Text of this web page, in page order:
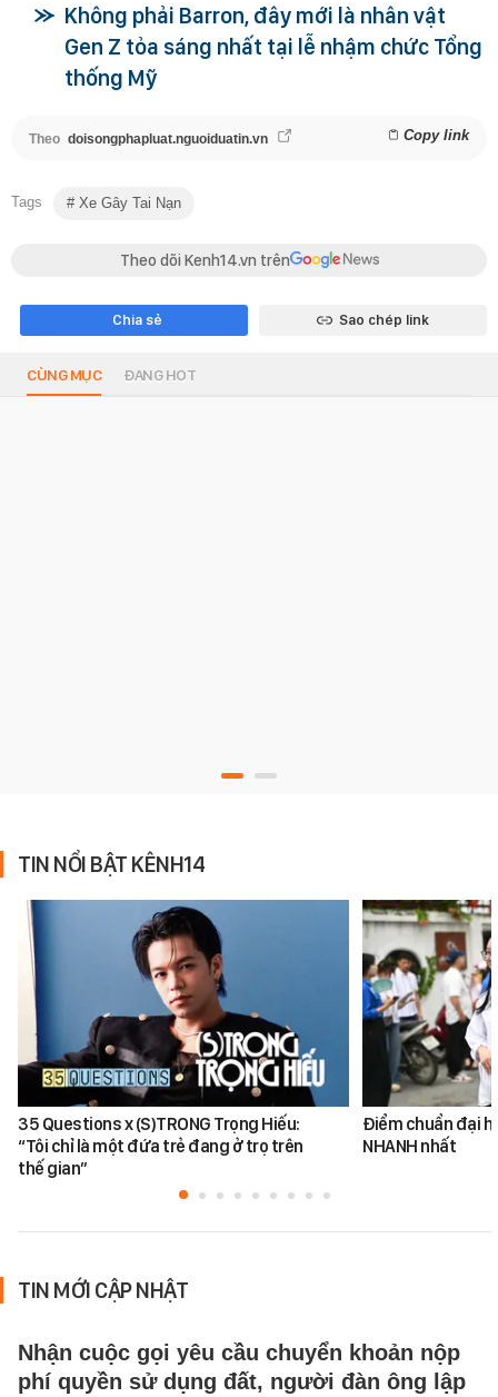
Không phải Barron, đây mới là nhân vật
Gen Z tỏa sáng nhất tại lễ nhậm chức Tổng
thống Mỹ
Theo doisongphapluat.nguoiduatin.vn Copy link
Tags Xe Gây Tai Nạn
Theo dõi Kenh14.vn trên
Chia sẻ Sao chép link
CÙNG MỤC ĐANG HOT
TIN NỔI BẬT KÊNH14
35 Questions x (S)TRONG Trọng Hiếu:
“Tôi chỉ là một đứa trẻ đang ở trọ trên
thế gian”
Điểm chuẩn đại
NHANH nhất
TIN MỚI CẬP NHẬT
Nhận cuộc gọi yêu cầu chuyển khoản nộp
phí quyền sử dụng đất, người đàn ông lập